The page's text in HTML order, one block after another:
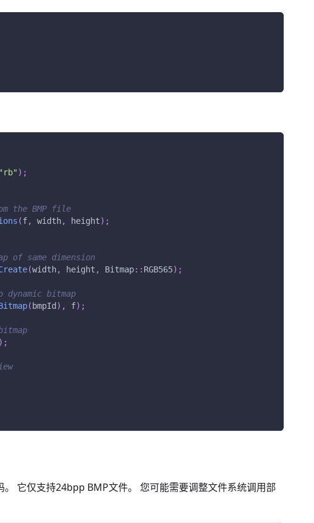
"rb" ) ;
the BMP file
(f, width, height) ;
of same dimension
(width, height , Bitmap:: RGB565) ;
bitmap
( bmpId ) , f) ;
) ;
它仅支持24bpp BMP文件。 您可能需要调整文件系统调用部